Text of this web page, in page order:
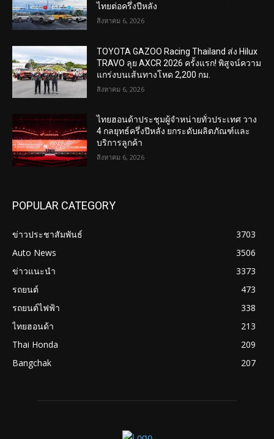
ไทยต่อครึ่งปีหลัง
สิงหาคม 6, 2026
TOYOTA GAZOO Racing Thailand ส่ง Hilux
TRAVO ลุย AXCR 2026 ครั้งแรก! พิสูจน์ความ
แกร่งบนเส้นทางโหด 2,200 กม.
สิงหาคม 6, 2026
ไทยฮอนด้าประชุมผู้จำหน่ายทั่วประเทศ วาง
4 กลยุทธ์ครึ่งปีหลัง ยกระดับผลิตภัณฑ์และ
บริการลูกค้า
สิงหาคม 6, 2026
POPULAR CATEGORY
ข่าวประชาสัมพันธ์
3703
Auto News
3506
ข่าวแนะนำ
3373
รถยนต์
473
รถยนต์ไฟฟ้า
338
ไทยฮอนด้า
213
Thai Honda
209
Bangchak
207